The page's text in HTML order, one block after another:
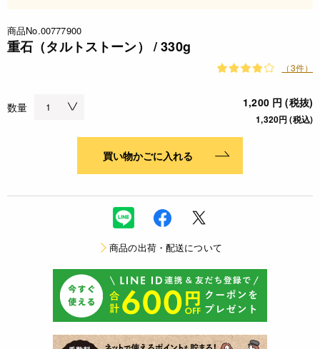
商品No.00777900
重石（タルトストーン） / 330g
（3件）
数量 1,200 円 (税抜)
1,320円 (税込)
買い物かごに入れる
商品の出荷・配送について